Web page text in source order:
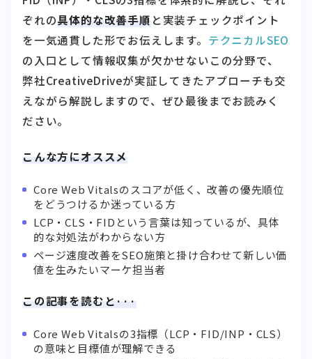
を一気通貫した形でお伝えします。テクニカルSEO
の入口として情報収集が欠かせないこの分野で、
弊社CreativeDriveが実証してきたアプローチも交
えながら解説しますので、ぜひ最後までお読みく
ださい。
こんな方にオススメ
Core Web Vitalsのスコアが低く、改善の優先順位
LCP・CLS・FIDという言葉は知っているが、具体
的な対処法がわからない方
ページ速度改善をSEO施策と掛け合わせて新しい価
値を生みたいマーケ担当者
この記事を読むと···
Core Web Vitalsの3指標（LCP・FID/INP・CLS）
各指標の改善手順をステップ形式で実践できるよう
になる